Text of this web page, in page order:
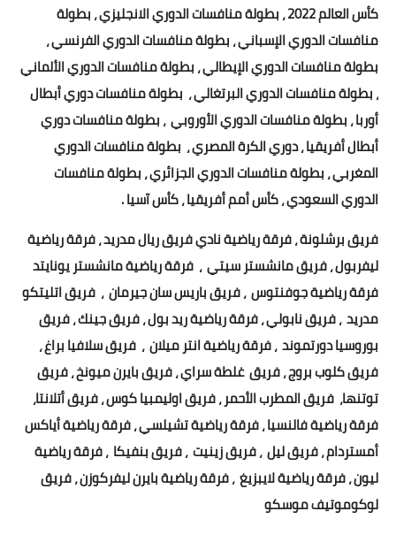
كأس العالم 2022 ، بطولة منافسات الدوري الانجليزي ، بطولة
منافسات الدوري الإسباني ، بطولة منافسات الدوري الفرنسي ،
بطولة منافسات الدوري الإيطالي ، بطولة منافسات الدوري الألماني
، بطولة منافسات الدوري البرتغالي ، بطولة منافسات دوري أبطال
أوربا ، بطولة منافسات الدوري الأوروبي ، بطولة منافسات دوري
أبطال أفريقيا ، دوري الكرة المصري ، بطولة منافسات الدوري
المغربي ، بطولة منافسات الدوري الجزائري ، بطولة منافسات
الدوري السعودي ، كأس أمم أفريقيا ، كأس آسيا .
فريق برشلونة ، فرقة رياضية نادي فريق ريال مدريد ، فرقة رياضية
ليفربول ، فريق مانشستر سيتي ، فرقة رياضية مانشستر يونايتد
فرقة رياضية جوفنتوس ، فريق باريس سان جيرمان ، فريق اتليتكو
مدريد ، فريق نابولي ، فرقة رياضية ريد بول ، فريق جينك ، فريق
بوروسيا دورتموند ، فرقة رياضية انتر ميلان ، فريق سلافيا براغ ،
فريق كلوب بروج ، فريق غلطة سراي ، فريق بايرن ميونخ ، فريق
توتنها، فريق المطرب الأحمر ، فريق اوليمبيا كوس ، فريق أتلانتا،
فرقة رياضية فالنسيا ، فرقة رياضية تشيلسي ، فرقة رياضية أياكس
أمستردام ، فريق ليل ، فريق زينيت ، فريق بنفيكا ، فرقة رياضية
ليون ، فرقة رياضية لايبزيغ ، فرقة رياضية بايرن ليفركوزن ، فريق
لوكوموتيف موسكو